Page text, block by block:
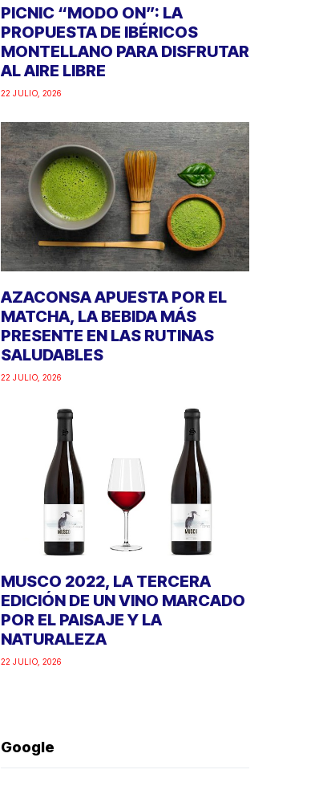
PICNIC “MODO ON”: LA
PROPUESTA DE IBÉRICOS
MONTELLANO PARA DISFRUTAR
AL AIRE LIBRE
22 JULIO, 2026
AZACONSA APUESTA POR EL
MATCHA, LA BEBIDA MÁS
PRESENTE EN LAS RUTINAS
SALUDABLES
22 JULIO, 2026
MUSCO 2022, LA TERCERA
EDICIÓN DE UN VINO MARCADO
POR EL PAISAJE Y LA
NATURALEZA
22 JULIO, 2026
Google